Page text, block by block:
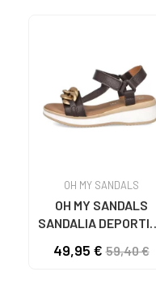
OH MY SANDALS
OH MY SANDALS
SANDALIA DEPORTIVA
ESLABONES MARRON
49,95 €59,40 €